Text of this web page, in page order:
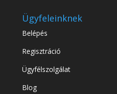
Ügyfeleinknek
Belépés
Regisztráció
Ügyfélszolgálat
Blog